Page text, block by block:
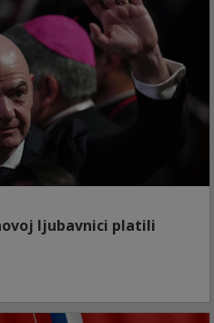
ljubavnici platili